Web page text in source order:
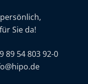
Sie da!
89 54 803 92-0